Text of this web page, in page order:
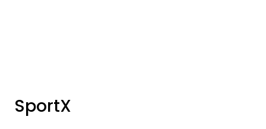
SportX
Mediaportalen